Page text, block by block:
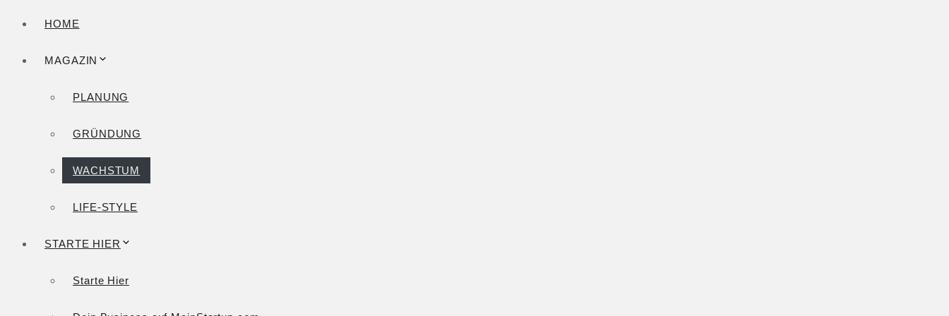
HOME
MAGAZIN
PLANUNG
GRÜNDUNG
WACHSTUM
LIFE-STYLE
STARTE HIER
Starte Hier